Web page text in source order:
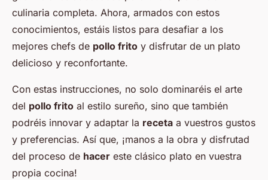
culinaria completa. Ahora, armados con estos
conocimientos, estáis listos para desafiar a los
mejores chefs de pollo frito y disfrutar de un plato
delicioso y reconfortante.
Con estas instrucciones, no solo dominaréis el arte
del pollo frito al estilo sureño, sino que también
podréis innovar y adaptar la receta a vuestros gustos
y preferencias. Así que, ¡manos a la obra y disfrutad
del proceso de hacer este clásico plato en vuestra
propia cocina!